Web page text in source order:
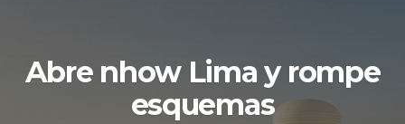
Abre nhow Lima y rompe
esquemas